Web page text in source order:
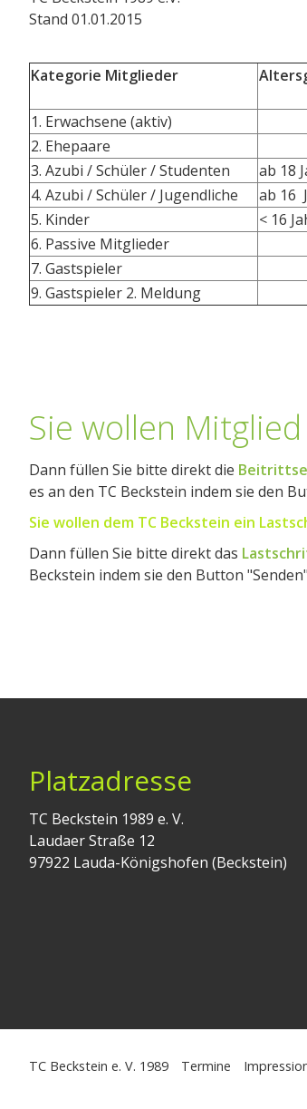
Stand 01.01.2015
Kategorie Mitglieder
1. Erwachsene (aktiv)
2. Ehepaare
3. Azubi / Schüler / Studenten
ab 18
4. Azubi / Schüler / Jugendliche
ab 16
5. Kinder
< 16
6. Passive Mitglieder
7. Gastspieler
9. Gastspieler 2. Meldung
Sie wollen
Dann füllen Sie bitte direkt die
es an den TC Beckstein indem sie den
Sie wollen dem TC Beckstein ein
Dann füllen Sie bitte direkt das
Beckstein indem sie den Button
Platzadresse
TC Beckstein 1989 e. V.
Laudaer Straße 12
97922 Lauda-Königshofen (Beckstein)
TC Beckstein e. V. 1989 Termine